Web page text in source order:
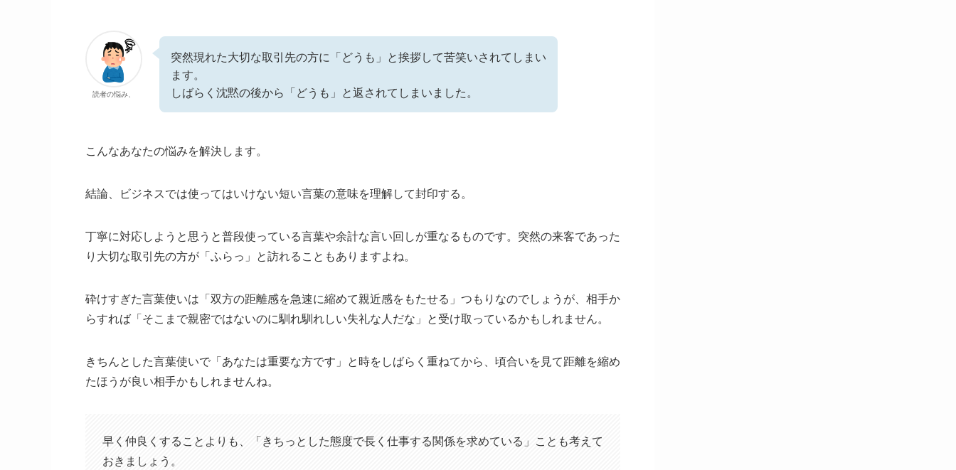
読者の悩み、
突然現れた大切な取引先の方に「どうも」と挨拶して苦笑いされてしまい
ます。
しばらく沈黙の後から「どうも」と返されてしまいました。
こんなあなたの悩みを解決します。
結論、 ビジネスでは使ってはいけない短い言葉の意味を理解して封印する。
丁寧に対応しようと思うと普段使っている言葉や余計な言い回しが重なるものです。突然の来客であった
り大切な取引先の方が「ふらっ」と訪れることもありますよね。
砕けすぎた言葉使いは「双方の距離感を急速に縮めて親近感をもたせる 」つもりなのでしょうが、相手か
らすれば「そこまで親密ではないのに馴れ馴れしい失礼な人だな 」と受け取っているかもしれません。
きちんとした言葉使いで「あなたは重要な方です 」と時をしばらく重ねてから、頃合いを見て距離を縮め
たほうが良い相手かもしれませんね。
早く仲良くすることよりも、「きちっとした態度で長く仕事する関係を求めている」ことも考えて
おきましょう。